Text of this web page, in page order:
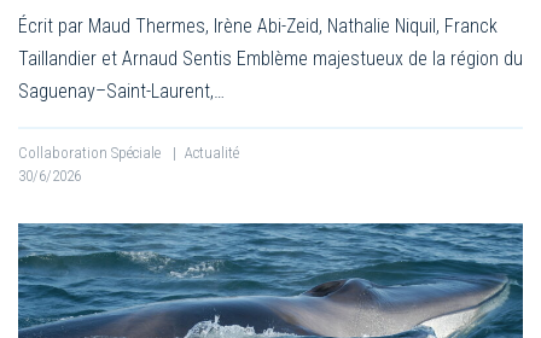
Écrit par Maud Thermes, Irène Abi-Zeid, Nathalie Niquil, Franck
Taillandier et Arnaud Sentis Emblème majestueux de la région du
Saguenay–Saint-Laurent,…
Collaboration Spéciale | Actualité
30/6/2026